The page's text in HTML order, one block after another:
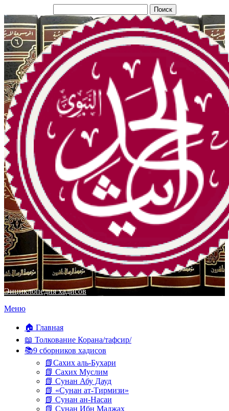
Энциклопедия хадисов
Перейти
содержимому
Меню
🏠 Главная
📖 Толкование Корана/тафсир/
📚9 сборников хадисов
📗Сахих аль-Бухари
📗 Сахих Муслим
📗 Сунан Абу Дауд
📗 «Сунан ат-Тирмизи»
📗 Сунан ан-Насаи
📗 Сунан Ибн Маджах